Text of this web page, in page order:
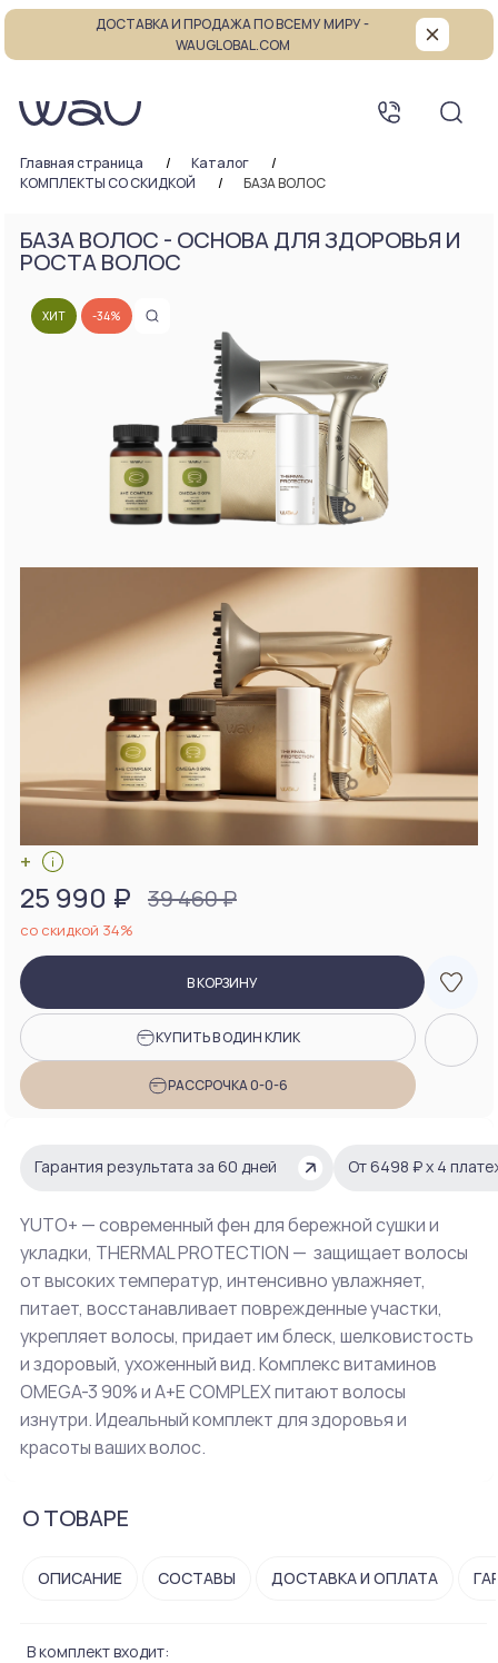
ДОСТАВКА И ПРОДАЖА ПО ВСЕМУ МИРУ -
WAUGLOBAL.COM
Главная страница
Каталог
КОМПЛЕКТЫ СО СКИДКОЙ
БАЗА ВОЛОС
БАЗА ВОЛОС - ОСНОВА ДЛЯ ЗДОРОВЬЯ И
РОСТА ВОЛОС
ХИТ -34%
+
25 990 ₽ 39 460 ₽
со скидкой 34%
В КОРЗИНУ
КУПИТЬ В ОДИН КЛИК
РАССРОЧКА 0-0-6
Гарантия результата за 60 дней От 6498 ₽ х 4
YUTO+ — современный фен для бережной сушки и
укладки, THERMAL PROTECTION — защищает волосы
от высоких температур, интенсивно увлажняет,
питает, восстанавливает поврежденные участки,
укрепляет волосы, придает им блеск, шелковистость
и здоровый, ухоженный вид. Комплекс витаминов
OMEGA-3 90% и A+E COMPLEX питают волосы
изнутри. Идеальный комплект для здоровья и
красоты ваших волос.
О ТОВАРЕ
ОПИСАНИЕ СОСТАВЫ ДОСТАВКА И ОПЛАТА
В комплект входит: